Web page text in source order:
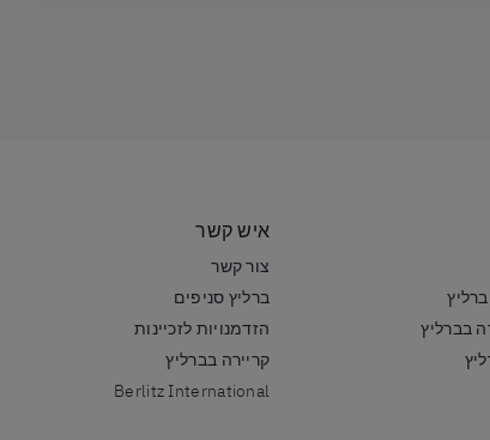
בברליץ
איש קשר
צור קשר
ברליץ סניפים
הזדמנויות לזכיינות
קריירה בברליץ
Berlitz International